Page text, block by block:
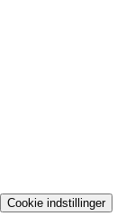
Cookie indstillinger